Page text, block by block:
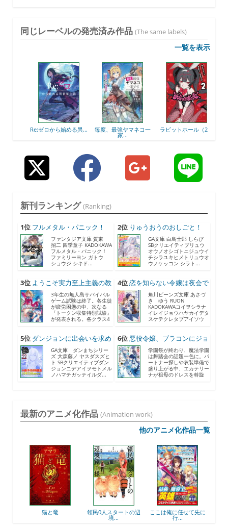
同じレーベルの発売済み作品 (The same labels)
一覧を表示
Re:ゼロから始める異... 毎度、最強ヤマネコ一
家...
ラビットホール（2）
新刊ランキング (Ranking)
1位 フルメタル・パニック！
F...
ファンタジア文庫 賀東
招二 四季童子 KADOKAWA
フルメタル・パニック！
ファミリーヨン ガトウ
ショウジ シキド...
2位 りゅうおうのおしごと！
21...
GA文庫 白鳥士郎 しらび
SBクリエイティブリュウ
オウノオシゴトニジュウイ
チシラユキヒメトリュウオ
ウノケッコン シラト...
3位 ようこそ実力至上主義の教
室...
3年生の無人島サバイバル
ゲーム試験は終了。各生徒
が疲労困憊の中、次なる
『トークン収集特別試験』
が発表される。各クラス4
4位恋を知らない令嬢は夜会で
助...
角川ビーンズ文庫 あさづ
き ゆう RUON
KADOKAWAコイヲシラナ
イレイジョウハヤカイデタ
スケテクレタブアイソウ
5位 ダンジョンに出会いを求め
る...
GA文庫 ダンまちシリー
ズ 大森藤ノ ヤスダスズヒ
ト SBクリエイティブダン
ジョンニデアイヲモトメル
ノハマチガッテイルダ...
6位悪役令嬢、ブラコンにジョ
ブ...
学園祭が終わり、魔法学園
は舞踏会の話題一色に。パ
ートナー探しや衣装準備で
盛り上がる中、エカテリー
ナが祖母のドレスを斡旋
最新のアニメ化作品 (Animation work)
他のアニメ化作品一覧
猫と竜 領民0人スタートの辺
境...
ここは俺に任せて先に
行...